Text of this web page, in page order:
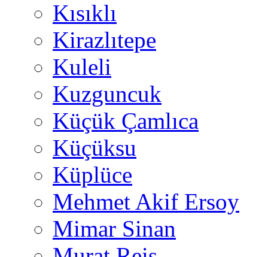
Kısıklı
Kirazlıtepe
Kuleli
Kuzguncuk
Küçük Çamlıca
Küçüksu
Küplüce
Mehmet Akif Ersoy
Mimar Sinan